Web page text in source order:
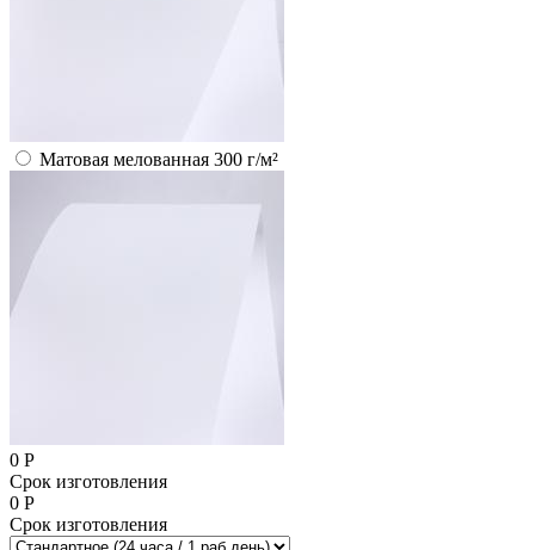
Матовая мелованная 300 г/м²
0 Р
Срок изготовления
0 Р
Срок изготовления